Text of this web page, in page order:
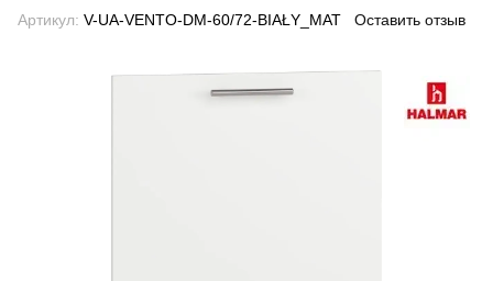
Артикул: V-UA-VENTO-DM-60/72-BIAŁY_MAT Оставить отзыв